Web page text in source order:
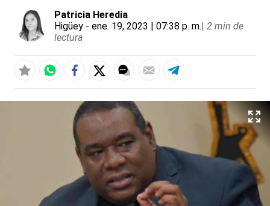
Patricia Heredia
Higüey - ene. 19, 2023 | 07:38 p. m.| 2 min de
lectura